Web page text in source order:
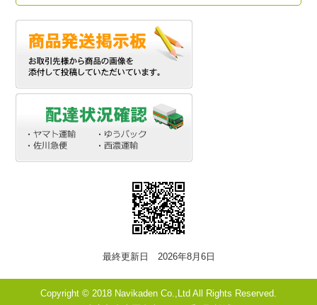
最終更新日 2026年8月6日
Copyright © 2018 Navikaden Co.,Ltd All Rights Reserved.